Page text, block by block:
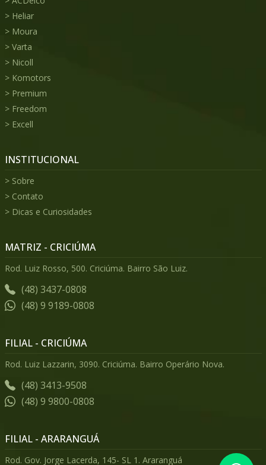
Heliar
Moura
Varta
Nicoll
Komotors
Premium
Freedom
Excell
INSTITUCIONAL
Sobre
Contato
Dicas e Curiosidades
MATRIZ - CRICIÚMA
Rod. Luiz Rosso, 500. Criciúma. Bairro São Luiz.
(48) 3437-0808
(48) 9 9189-0808
FILIAL - CRICIÚMA
Rod. Luiz Lazzarin, 3090. Criciúma. Bairro Operário Nova.
(48) 3413-9508
(48) 9 9800-0808
FILIAL - ARARANGUÁ
Rod. Gov. Jorge Lacerda, 145- SL 1. Araranguá